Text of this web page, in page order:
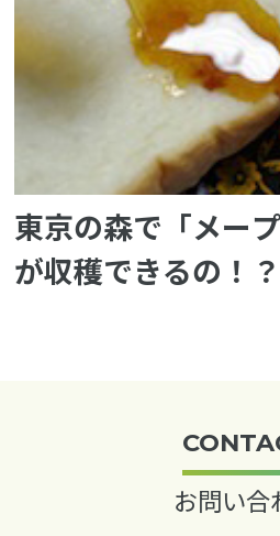
東京の森で「メー
が収穫できるの！？
お問い合